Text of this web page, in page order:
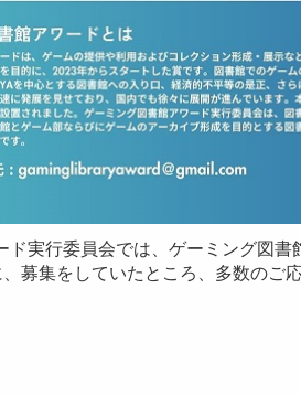
ド実行委員会では、ゲーミング図
募集をしていたところ、多数のご